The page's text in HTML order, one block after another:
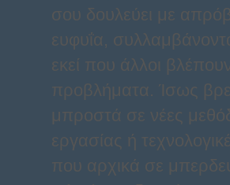
σου δουλεύει με
ευφυΐα,
εκεί που άλλοι
προβλήματα. Ίσως
μπροστά σε νέες
εργασίας ή
που αρχικά σε